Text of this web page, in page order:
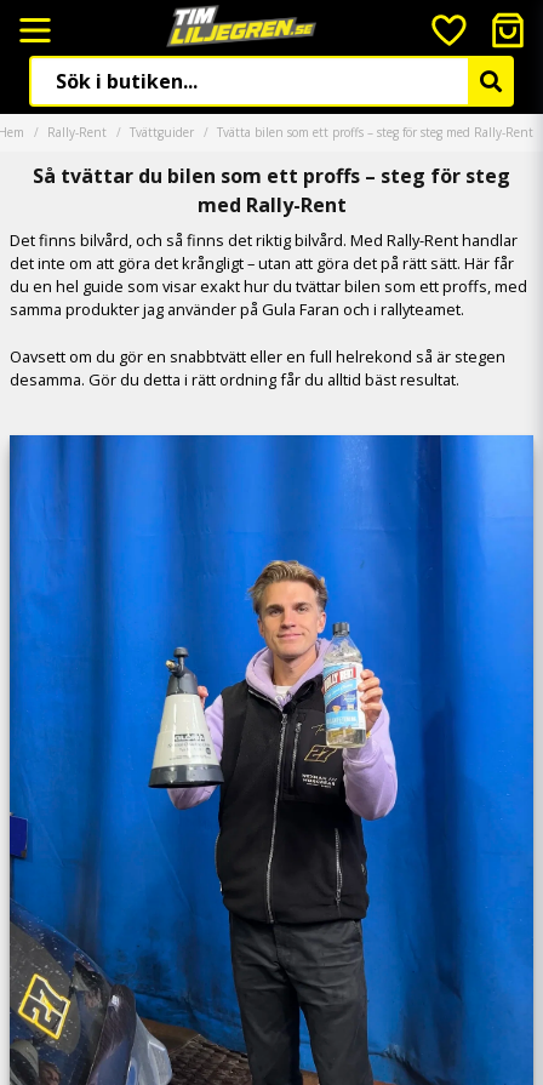
Rally-Rent Tvättguider Tvätta bilen som ett proffs – steg för steg med Rally-Rent
Så tvättar du bilen som ett proffs – steg för steg
med Rally-Rent
Det finns bilvård, och så finns det riktig bilvård. Med Rally-Rent handlar
det inte om att göra det krångligt – utan att göra det på rätt sätt. Här får
du en hel guide som visar exakt hur du tvättar bilen som ett proffs, med
samma produkter jag använder på Gula Faran och i rallyteamet.
Oavsett om du gör en snabbtvätt eller en full helrekond så är stegen
desamma. Gör du detta i rätt ordning får du alltid bäst resultat.